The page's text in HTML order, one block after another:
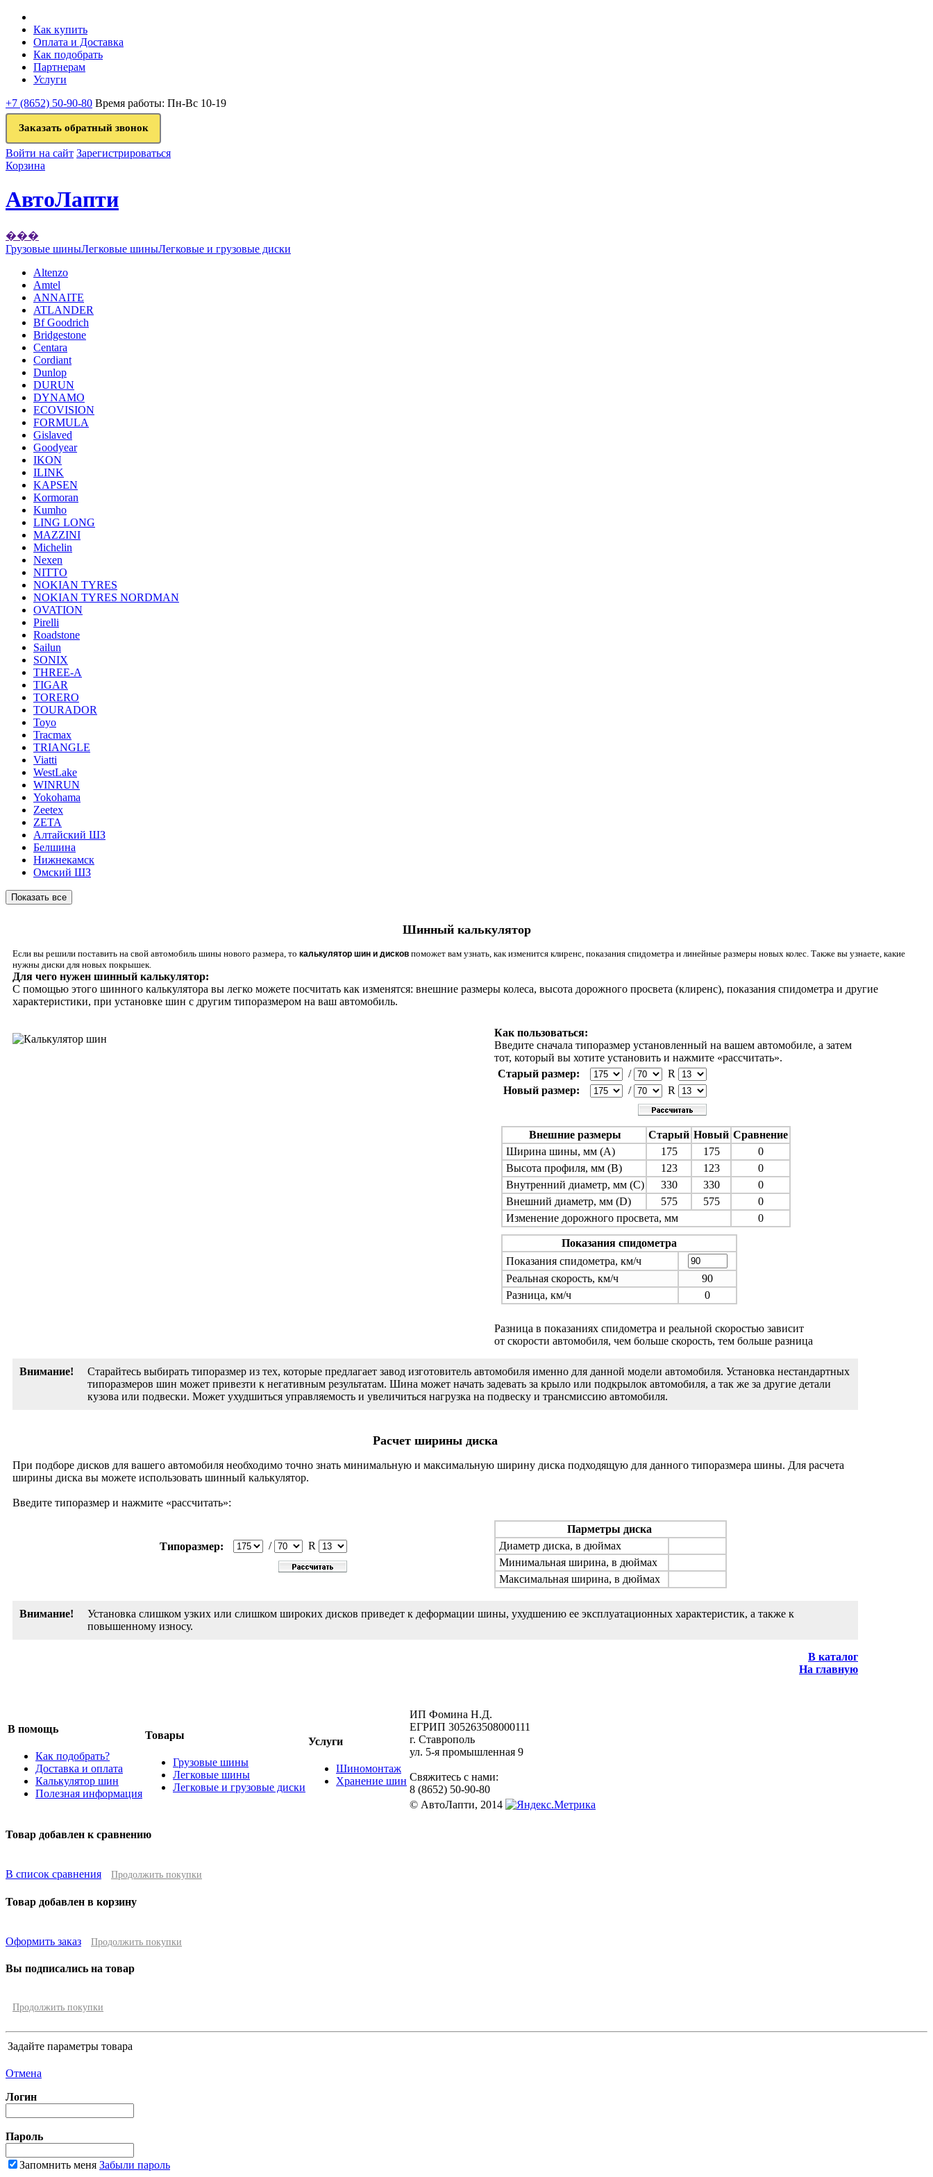
Как купить
Оплата и Доставка
Как подобрать
Партнерам
Услуги
+7 (8652) 50-90-80 Время работы: Пн-Вс 10-19
Заказать обратный звонок
Войти на сайт Зарегистрироваться
Корзина
АвтоЛапти
���
Грузовые шиныЛегковые шиныЛегковые и грузовые диски
Altenzo
Amtel
ANNAITE
ATLANDER
Bf Goodrich
Bridgestone
Centara
Cordiant
Dunlop
DURUN
DYNAMO
ECOVISION
FORMULA
Gislaved
Goodyear
IKON
ILINK
KAPSEN
Kormoran
Kumho
LING LONG
MAZZINI
Michelin
Nexen
NITTO
NOKIAN TYRES
NOKIAN TYRES NORDMAN
OVATION
Pirelli
Roadstone
Sailun
SONIX
THREE-A
TIGAR
TORERO
TOURADOR
Toyo
Tracmax
TRIANGLE
Viatti
WestLake
WINRUN
Yokohama
Zeetex
ZETA
Алтайский ШЗ
Белшина
Нижнекамск
Омский ШЗ
Шинный калькулятор
Если вы решили поставить на свой автомобиль шины нового размера, то калькулятор шин и дисков поможет вам узнать, как изменится клиренс, показания спидометра и линейные размеры новых колес. Также вы узнаете, какие
нужны диски для новых покрышек.
Для чего нужен шинный калькулятор:
С помощью этого шинного калькулятора вы легко можете посчитать как изменятся: внешние размеры колеса, высота дорожного просвета (клиренс), показания спидометра и другие
характеристики, при установке шин с другим типоразмером на ваш автомобиль.
Как пользоваться:
Введите сначала типоразмер установленный на вашем автомобиле, а затем
тот, который вы хотите установить и нажмите «рассчитать».
Старый размер:
/
R
Новый размер:
/ R
Внешние размеры Старый Новый Сравнение
Ширина шины, мм (A)
175 175
0
Высота профиля, мм (B)
123 123
0
Внутренний диаметр, мм (C)
330 330
0
Внешний диаметр, мм (D)
575 575
0
Изменение дорожного просвета, мм
0
Показания спидометра
Показания спидометра, км/ч
Реальная скорость, км/ч
90
Разница, км/ч
0
Разница в показаниях спидометра и реальной скоростью зависит
от скорости автомобиля, чем больше скорость, тем больше разница
Внимание!
Старайтесь выбирать типоразмер из тех, которые предлагает завод изготовитель автомобиля именно для данной модели автомобиля. Установка нестандартных
типоразмеров шин может привезти к негативным результатам. Шина может начать задевать за крыло или подкрылок автомобиля, а так же за другие детали
кузова или подвески. Может ухудшиться управляемость и увеличиться нагрузка на подвеску и трансмиссию автомобиля.
Расчет ширины диска
При подборе дисков для вашего автомобиля необходимо точно знать минимальную и максимальную ширину диска подходящую для данного типоразмера шины. Для расчета
ширины диска вы можете использовать шинный калькулятор.
Введите типоразмер и нажмите «рассчитать»:
Типоразмер: / R
Парметры диска
Диаметр диска, в дюймах
Минимальная ширина, в дюймах
Максимальная ширина, в дюймах
Внимание!
Установка слишком узких или слишком широких дисков приведет к деформации шины, ухудшению ее эксплуатационных характеристик, а также к
повышенному износу.
В каталог
На главную
В помощь
Как подобрать?
Доставка и оплата
Калькулятор шин
Полезная информация
Товары
Грузовые шины
Легковые шины
Легковые и грузовые диски
Услуги
Шиномонтаж
Хранение шин
ИП Фомина Н.Д.
ЕГРИП 305263508000111
г. Ставрополь
ул. 5-я промышленная 9
Свяжитесь с нами:
8 (8652) 50-90-80
© АвтоЛапти, 2014
Товар добавлен к сравнению
В список сравнения Продолжить покупки
Товар добавлен в корзину
Оформить заказ Продолжить покупки
Вы подписались на товар
Продолжить покупки
Задайте параметры товара
Отмена
Логин
Пароль
Запомнить меня Забыли пароль